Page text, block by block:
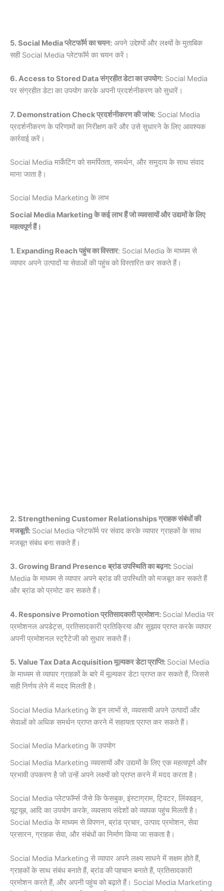
5. Social Media प्लेटफॉर्म का चयन: अपने उद्देश्यों और लक्ष्यों के मुताबिक
सही Social Media प्लेटफॉर्म का चयन करें।
6. Access to Stored Data संग्रहीत डेटा का उपयोग: Social Media
पर संग्रहीत डेटा का उपयोग करके अपनी प्रदर्शनीकरण को सुधारें।
7. Demonstration Check प्रदर्शनीकरण की जांच: Social Media
प्रदर्शनीकरण के परिणामों का निरीक्षण करें और उसे सुधारने के लिए आवश्यक
कार्रवाई करें।
Social Media मार्केटिंग को समर्पितता, समर्थन, और समुदाय के साथ संवाद
माना जाता है।
Social Media Marketing के लाभ
Social Media Marketing के कई लाभ हैं जो व्यवसायों और उद्यमों के लिए
महत्वपूर्ण हैं।
1. Expanding Reach पहुंच का विस्तार: Social Media के माध्यम से
व्यापार अपने उत्पादों या सेवाओं की पहुंच को विस्तारित कर सकते हैं।
2. Strengthening Customer Relationships ग्राहक संबंधों की
मजबूती: Social Media प्लेटफॉर्म पर संवाद करके व्यापार ग्राहकों के साथ
मजबूत संबंध बना सकते हैं।
3. Growing Brand Presence ब्रांड उपस्थिति का बढ़ना: Social
Media के माध्यम से व्यापार अपने ब्रांड की उपस्थिति को मजबूत कर सकते हैं
और ब्रांड को प्रमोट कर सकते हैं।
4. Responsive Promotion प्रतिसादकारी प्रमोशन: Social Media पर
प्रमोशनल अपडेट्स, प्रतिसादकारी प्रतिक्रिया और सुझाव प्राप्त करके व्यापार
अपनी प्रमोशनल स्ट्रैटेजी को सुधार सकते हैं।
5. Value Tax Data Acquisition मूल्यकर डेटा प्राप्ति: Social Media
के माध्यम से व्यापार ग्राहकों के बारे में मूल्यकर डेटा प्राप्त कर सकते हैं, जिससे
सही निर्णय लेने में मदद मिलती है।
Social Media Marketing के इन लाभों से, व्यवसायी अपने उत्पादों और
सेवाओं को अधिक समर्थन प्राप्त करने में सहायता प्राप्त कर सकते हैं।
Social Media Marketing के उपयोग
Social Media Marketing व्यवसायों और उद्यमों के लिए एक महत्वपूर्ण और
प्रभावी उपकरण है जो उन्हें अपने लक्ष्यों को प्राप्त करने में मदद करता है।
Social Media प्लेटफॉर्म्स जैसे कि फेसबुक, इंस्टाग्राम, ट्विटर, लिंक्डइन,
यूट्यूब, आदि का उपयोग करके, व्यवसाय संदेशों को व्यापक पहुंच मिलती है।
Social Media के माध्यम से विपणन, ब्रांड प्रचार, उत्पाद प्रमोशन, सेवा
प्रसारन, ग्राहक सेवा, और संबंधों का निर्माण किया जा सकता है।
Social Media Marketing से व्यापार अपने लक्ष्य साधने में सक्षम होते हैं,
ग्राहकों के साथ संबंध बनाते हैं, ब्रांड की पहचान बनाते हैं, प्रतिसादकारी
प्रमोशन करते हैं, और अपनी पहुंच को बढ़ाते हैं। Social Media Marketing